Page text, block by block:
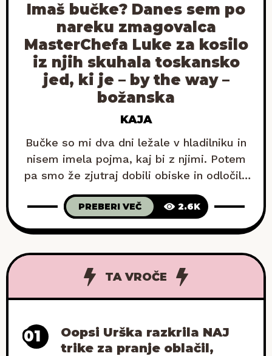
Imaš bučke? Danes sem po
nareku zmagovalca
MasterChefa Luke za kosilo
iz njih skuhala toskansko
jed, ki je – by the way –
božanska
KAJA
Bučke so mi dva dni ležale v hladilniku in
nisem imela pojma, kaj bi z njimi. Potem
pa smo že zjutraj dobili obiske in odločila
sem se, da preizkusim toskanski
scarpaccio, za katerega je recept te dni na
je to preprosto poletno jed spoznal lani
PREBERI VEČ 2.6K
TA VROČE
01
Oopsi Urška razkrila NAJ
trike za pranje oblačil,